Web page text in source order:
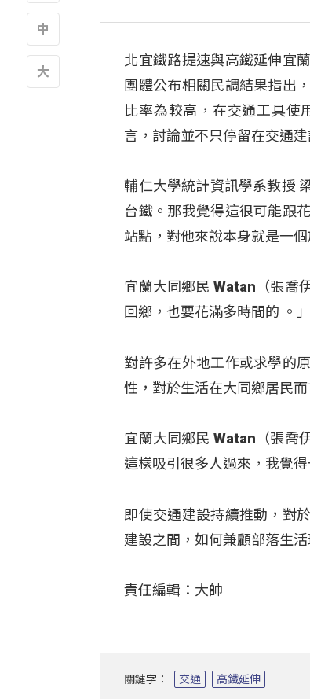
北宜鐵路提速與高鐵延伸宜
團體公布相關民調結果指出
比率為較高，在交通工具使
言，討論並不只停留在交通
輔仁大學統計資訊學系教授
台鐵。那我覺得這很可能跟
站點，對他來說本身就是一
宜蘭大同鄉民 Watan（張喬
回鄉，也要花滿多時間的 。」
對許多在外地工作或求學的
性，對於生活在大同鄉居民
宜蘭大同鄉民 Watan（張喬
這樣吸引很多人過來，我覺
即使交通建設持續推動，對
建設之間，如何兼顧部落生
責任編輯：大帥
關鍵字： 交通 高鐵延伸